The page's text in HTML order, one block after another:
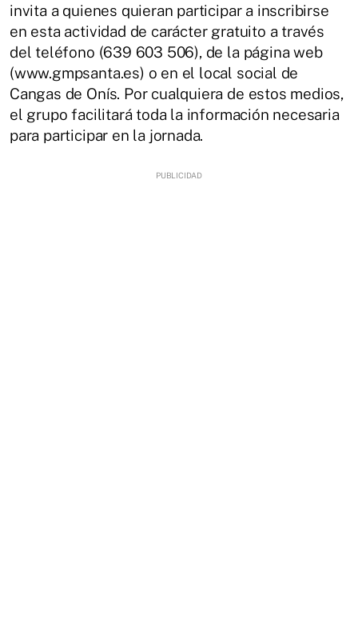
invita a quienes quieran participar a inscribirse
en esta actividad de carácter gratuito a través
del teléfono (639 603 506), de la página web
(www.gmpsanta.es) o en el local social de
Cangas de Onís. Por cualquiera de estos medios,
el grupo facilitará toda la información necesaria
para participar en la jornada.